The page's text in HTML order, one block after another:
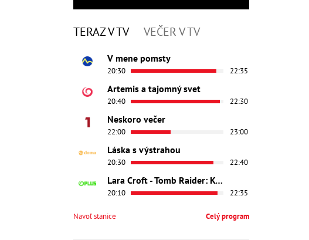
TERAZ V TV VEČER V TV
V mene pomsty
20:30 22:35
Artemis a tajomný svet
20:40 22:30
Neskoro večer
22:00 23:00
Láska s výstrahou
20:30 22:40
Lara Croft - Tomb Raider: Kolíska života
20:10 22:35
Navoľ stanice Celý program